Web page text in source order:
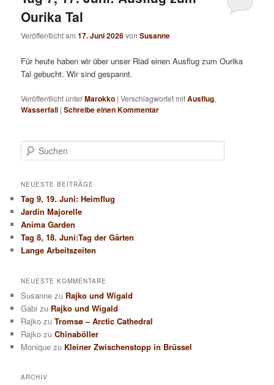
Ourika Tal
Veröffentlicht am17. Juni 2026vonSusanne
Für heute haben wir über unser Riad einen Ausflug zum Ourika
Tal gebucht. Wir sind gespannt.
Veröffentlicht unterMarokko |Verschlagwortet mitAusflug,
Wasserfall |Schreibe einen Kommentar
u
h
n
NEUESTE BEITRÄGE
Tag 9, 19. Juni: Heimflug
Jardin Majorelle
Anima Garden
Tag 8, 18. Juni:Tag der Gärten
Lange Arbeitszeiten
NEUESTE KOMMENTARE
Susanne zu Rajko und Wigald
Gabi zu Rajko und Wigald
Rajko zuTromsø – Arctic Cathedral
Rajko zuChinaböller
Monique zu Kleiner Zwischenstopp in Brüssel
ARCHIV